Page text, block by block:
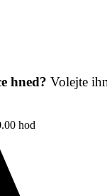
hned? Volejte
hod